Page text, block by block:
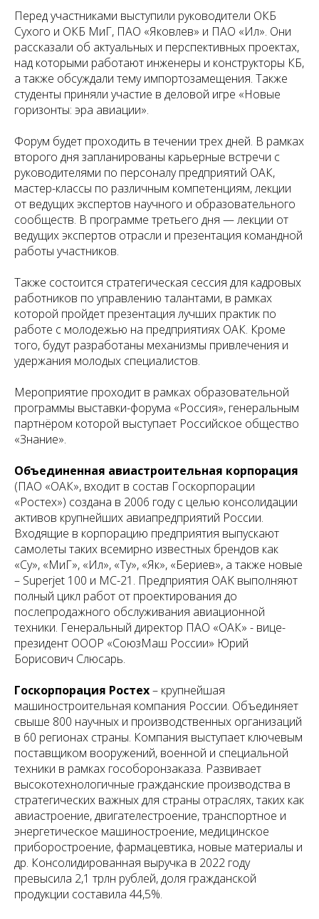
Перед участниками выступили руководители ОКБ
Сухого и ОКБ МиГ, ПАО «Яковлев» и ПАО «Ил». Они
рассказали об актуальных и перспективных проектах,
над которыми работают инженеры и конструкторы КБ,
а также обсуждали тему импортозамещения. Также
студенты приняли участие в деловой игре «Новые
горизонты: эра авиации».
Форум будет проходить в течении трех дней. В рамках
второго дня запланированы карьерные встречи с
руководителями по персоналу предприятий ОАК,
мастер-классы по различным компетенциям, лекции
от ведущих экспертов научного и образовательного
сообществ. В программе третьего дня — лекции от
ведущих экспертов отрасли и презентация командной
работы участников.
Также состоится стратегическая сессия для кадровых
работников по управлению талантами, в рамках
которой пройдет презентация лучших практик по
работе с молодежью на предприятиях ОАК. Кроме
того, будут разработаны механизмы привлечения и
удержания молодых специалистов.
Мероприятие проходит в рамках образовательной
программы выставки-форума «Россия», генеральным
партнёром которой выступает Российское общество
«Знание».
Объединенная авиастроительная корпорация
(ПАО «ОАК», входит в состав Госкорпорации
«Ростех») создана в 2006 году с целью консолидации
активов крупнейших авиапредприятий России.
Входящие в корпорацию предприятия выпускают
самолеты таких всемирно известных брендов как
«Су», «МиГ», «Ил», «Ту», «Як», «Бериев», а также новые
– Superjet 100 и МС-21. Предприятия OAK выполняют
полный цикл работ от проектирования до
послепродажного обслуживания авиационной
техники. Генеральный директор ПАО «ОАК» - вице-
президент ОООР «СоюзМаш России» Юрий
Борисович Слюсарь.
Госкорпорация Ростех– крупнейшая
машиностроительная компания России. Объединяет
свыше 800 научных и производственных организаций
в 60 регионах страны. Компания выступает ключевым
поставщиком вооружений, военной и специальной
техники в рамках гособоронзаказа. Развивает
высокотехнологичные гражданские производства в
стратегических важных для страны отраслях, таких как
авиастроение, двигателестроение, транспортное и
энергетическое машиностроение, медицинское
приборостроение, фармацевтика, новые материалы и
др. Консолидированная выручка в 2022 году
превысила 2,1 трлн рублей, доля гражданской
продукции составила 44,5%.